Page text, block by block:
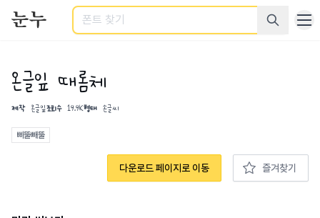
검색
온글잎 때롬체
제작 온글잎조회수 19.9K형태 손글씨
삐뚤빼뚤
다운로드 페이지로 이동 즐겨찾기